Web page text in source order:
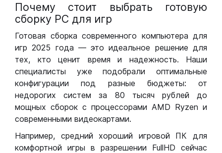
Почему стоит выбрать готовую
сборку РС для игр
Готовая сборка современного компьютера для
игр 2025 года — это идеальное решение для
тех, кто ценит время и надежность. Наши
специалисты уже подобрали оптимальные
конфигурации под разные бюджеты: от
недорогих систем за 80 тысяч рублей до
мощных сборок с процессорами AMD Ryzen и
современными видеокартами.
Например, средний хороший игровой ПК для
комфортной игры в разрешении FullHD сейчас